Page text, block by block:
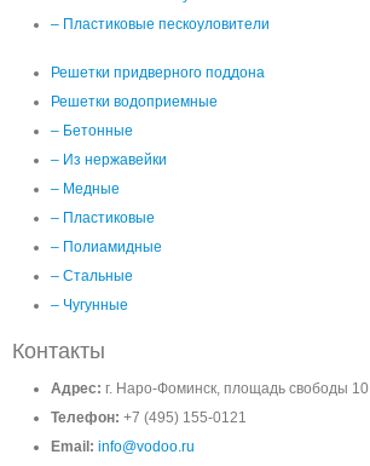
– Пластиковые пескоуловители
Решетки придверного поддона
Решетки водоприемные
– Бетонные
– Из нержавейки
– Медные
– Пластиковые
– Полиамидные
– Стальные
– Чугунные
Контакты
Адрес: г. Наро-Фоминск, площадь свободы 10
Телефон: +7 (495) 155-0121
Email: info@vodoo.ru